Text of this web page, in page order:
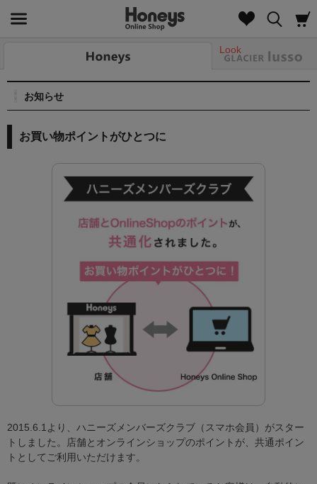
Look
お知らせ
お買い物ポイントがひとつに
2015.6.1より、ハニーズメンバーズクラブ（スマホ会員）がスター
トしました。
店舗とオンラインショップのポイントが、共通ポイン
トとしてご利用いただけます。